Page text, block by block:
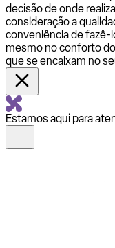
decisão de onde
consideração a
conveniência de fazê-
mesmo no conforto
que se encaixam no
Estamos aqui para